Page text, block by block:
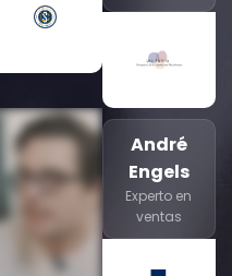
André
Engels
Experto en
ventas